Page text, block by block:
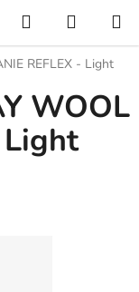
Hledat
KOŠÍK
REFLEX - Light
WOOL
Light